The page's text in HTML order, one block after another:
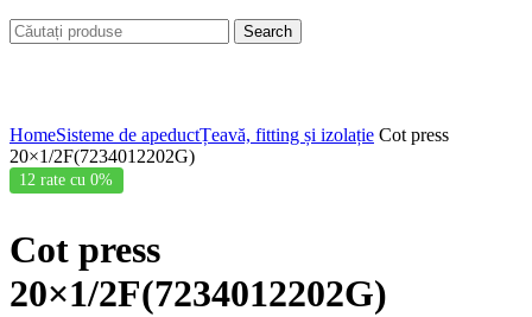
Search
HomeSisteme de apeductȚeavă, fitting și izolație Cot press
20×1/2F(7234012202G)
12 rate cu 0%
Cot press
20×1/2F(7234012202G)